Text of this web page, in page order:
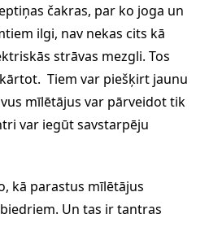
čakras, par ko joga un
ilgi, nav nekas cits kā
strāvas mezgli. Tos
Tiem var piešķirt jaunu
mīlētājus var pārveidot tik
var iegūt savstarpēju
kā parastus mīlētājus
Un tas ir tantras